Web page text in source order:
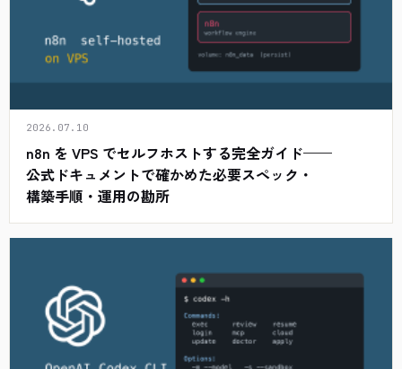
2026.07.10
n8n を VPS でセルフホストする完全ガイド——
公式ドキュメントで確かめた必要スペック・
構築手順・運用の勘所